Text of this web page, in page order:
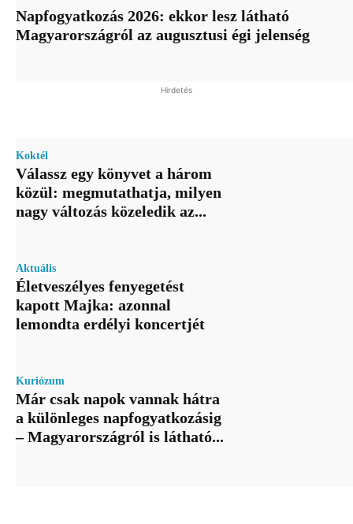
Napfogyatkozás 2026: ekkor lesz látható
Magyarországról az augusztusi égi jelenség
Hirdetés
Koktél
Válassz egy könyvet a három
közül: megmutathatja, milyen
nagy változás közeledik az...
Aktuális
Életveszélyes fenyegetést
kapott Majka: azonnal
lemondta erdélyi koncertjét
Kuriózum
Már csak napok vannak hátra
a különleges napfogyatkozásig
– Magyarországról is látható...